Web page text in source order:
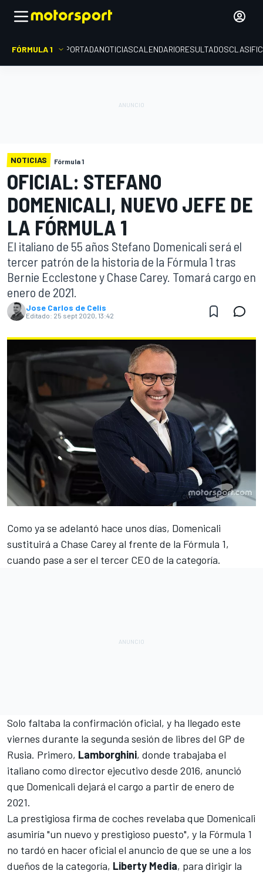
FÓRMULA 1 PORTADANOTICIASCALENDARIORESULTADOS
NOTICIAS Fórmula 1
OFICIAL: STEFANO
DOMENICALI, NUEVO JEFE DE
LA FÓRMULA 1
El italiano de 55 años Stefano Domenicali será el
tercer patrón de la historia de la Fórmula 1 tras
Bernie Ecclestone y Chase Carey. Tomará cargo en
enero de 2021.
Jose Carlos de Celis
Editado: 25 sept 2020, 13:42
Como ya se adelantó hace unos días, Domenicali
sustituirá a Chase Carey al frente de la Fórmula 1,
cuando pase a ser el tercer CEO de la categoría.
Solo faltaba la confirmación oficial, y ha llegado este
viernes durante la segunda sesión de libres del GP de
Rusia. Primero, Lamborghini, donde trabajaba el
italiano como director ejecutivo desde 2016, anunció
que Domenicali dejará el cargo a partir de enero de
2021.
La prestigiosa firma de coches revelaba que Domenicali
asumiría "un nuevo y prestigioso puesto", y la Fórmula 1
no tardó en hacer oficial el anuncio de que se une a los
dueños de la categoría, Liberty Media, para dirigir la